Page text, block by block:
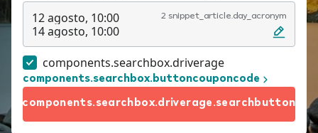
12 agosto, 10:00
14 agosto, 10:00
2 snippet_article.day_acronym
components.searchbox.driverage
components.searchbox.buttoncouponcode
components.searchbox.driverage.searchbutton